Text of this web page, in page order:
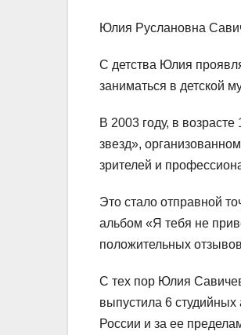
Юлия Руслановна
С детства Юлия
заниматься в детской
В 2003 году, в
звезд»,
зрителей и
Это стало отправной
альбом «Я тебя не
положительных
С тех пор Юлия
выпустила 6
России и за ее